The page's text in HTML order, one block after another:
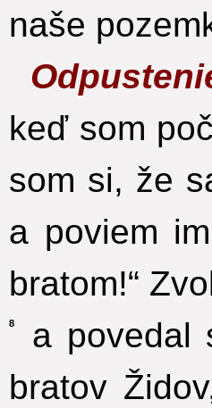
naše
keď som
som si, že
a poviem
bratom!“
8
a povedal
bratov